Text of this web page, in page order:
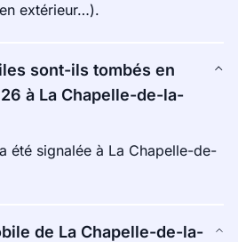
extérieur…).
sont-ils tombés en
à La Chapelle-de-la-
été signalée à La Chapelle-de-
de La Chapelle-de-la-